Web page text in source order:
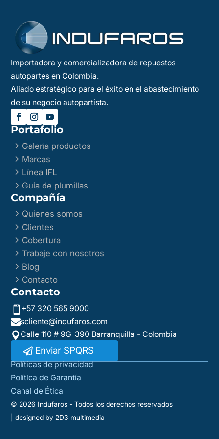
Importadora y comercializadora de repuestos
autopartes en Colombia.
Aliado estratégico para el éxito en el abastecimiento
de su negocio autopartista.
Portafolio
5 Galería productos
5 Marcas
5 Línea IFL
5 Guía de plumillas
Compañía
5 Quienes somos
5 Clientes
5 Cobertura
5Trabaje con nosotros
5 Blog
5 Contacto
Contacto
 +57 320 565 9000
scliente@indufaros.com
 Calle 110 # 9G-390 Barranquilla - Colombia
Enviar SPQRS
© 2026 Indufaros - Todos los derechos reservados
| designed by 2D3 multimedia
Políticas de privacidad
Política de Garantía
Canal de Ética